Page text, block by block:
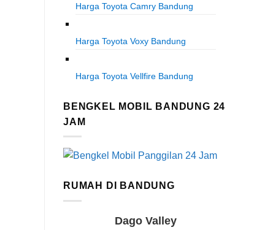
Harga Toyota Camry Bandung
Harga Toyota Voxy Bandung
Harga Toyota Vellfire Bandung
BENGKEL MOBIL BANDUNG 24
JAM
RUMAH DI BANDUNG
Dago Valley